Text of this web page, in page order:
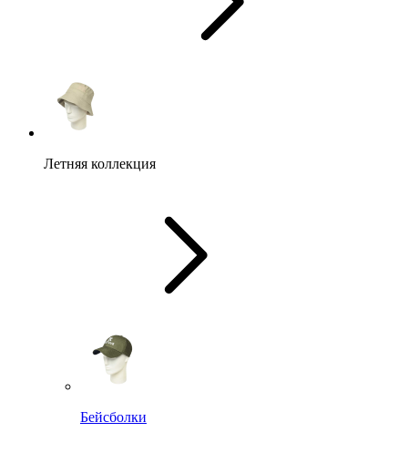
Летняя коллекция
Бейсболки